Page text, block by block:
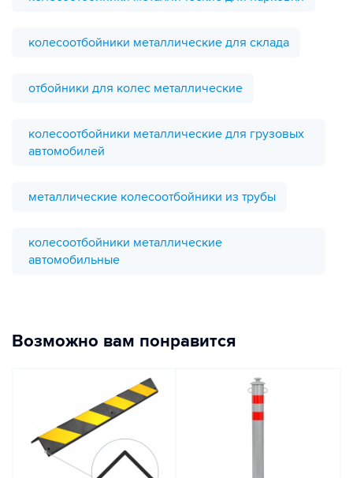
колесоотбойники металлические для склада
отбойники для колес металлические
колесоотбойники металлические для грузовых
автомобилей
металлические колесоотбойники из трубы
колесоотбойники металлические
автомобильные
Возможно вам понравится